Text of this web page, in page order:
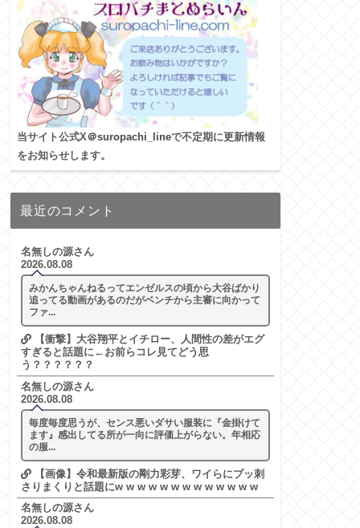
当サイト公式X＠suropachi_lineで不定期に更新情報
をお知らせします。
最近のコメント
名無しの源さん
2026.08.08
みかんちゃんねるってエンゼルスの頃から大谷ばかり
追ってる動画があるのだがベンチから主審に向かって
ファ...
【衝撃】大谷翔平とイチロー、人間性の差がエグ
すぎると話題に←お前らコレ見てどう思
う？？？？？？
名無しの源さん
2026.08.08
毎度毎度思うが、センス悪いダサい服装に『金掛けて
ます』感出してる所が一向に評価上がらない。年相応
の服...
【画像】令和最新版の剛力彩芽、ワイらにブッ刺
さりまくりと話題にw w w w w w w w w w w w w
名無しの源さん
2026.08.08